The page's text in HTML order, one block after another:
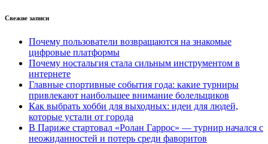
Свежие записи
Почему пользователи возвращаются на знакомые
цифровые платформы
Почему ностальгия стала сильным инструментом в
интернете
Главные спортивные события года: какие турниры
привлекают наибольшее внимание болельщиков
Как выбрать хобби для выходных: идеи для людей,
которые устали от города
В Париже стартовал «Ролан Гаррос» — турнир начался с
неожиданностей и потерь среди фаворитов